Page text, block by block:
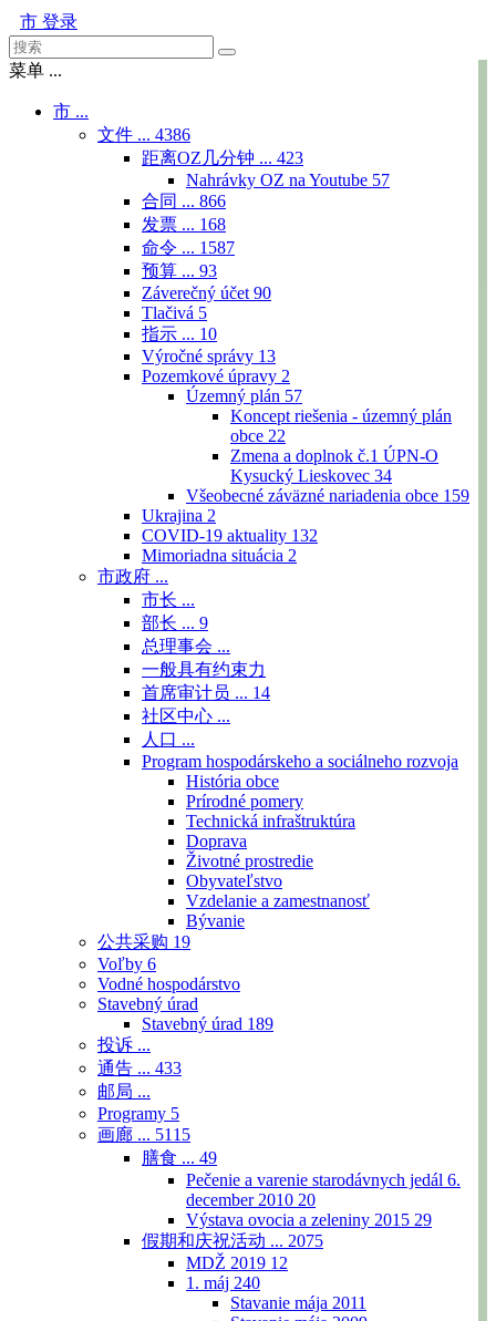
市 登录
菜单 ...
市 ...
文件 ... 4386
距离OZ几分钟 ... 423
Nahrávky OZ na Youtube 57
合同 ... 866
发票 ... 168
命令 ... 1587
预算 ... 93
Záverečný účet 90
Tlačivá 5
指示 ... 10
Výročné správy 13
Pozemkové úpravy 2
Územný plán 57
Koncept riešenia - územný plán
obce 22
Zmena a doplnok č.1 ÚPN-O
Kysucký Lieskovec 34
Všeobecné záväzné nariadenia obce 159
Ukrajina 2
COVID-19 aktuality 132
Mimoriadna situácia 2
市政府 ...
市长 ...
部长 ... 9
总理事会 ...
一般具有约束力
首席审计员 ... 14
社区中心 ...
人口 ...
Program hospodárskeho a sociálneho rozvoja
História obce
Prírodné pomery
Technická infraštruktúra
Doprava
Životné prostredie
Obyvateľstvo
Vzdelanie a zamestnanosť
Bývanie
公共采购 19
Voľby 6
Vodné hospodárstvo
Stavebný úrad
Stavebný úrad 189
投诉 ...
通告 ... 433
邮局 ...
Programy 5
画廊 ... 5115
膳食 ... 49
Pečenie a varenie starodávnych jedál 6.
december 2010 20
Výstava ovocia a zeleniny 2015 29
假期和庆祝活动 ... 2075
MDŽ 2019 12
1. máj 240
Stavanie mája 2011